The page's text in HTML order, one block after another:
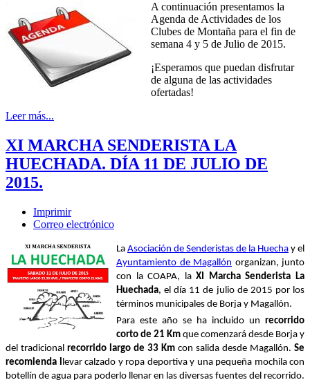
A continuación presentamos la
Agenda de Actividades de los
Clubes de Montaña para el fin de
semana 4 y 5 de Julio de 2015.
¡Esperamos que puedan disfrutar
de alguna de las actividades
ofertadas!
Leer más...
XI MARCHA SENDERISTA LA
HUECHADA. DÍA 11 DE JULIO DE
2015.
Imprimir
Correo electrónico
La Asociación de Senderistas de la Huecha y el
Ayuntamiento de Magallón organizan, junto
con la COAPA, laXI Marcha Senderista La
Huechada, el día 11 de julio de 2015 por los
términos municipales de Borja y Magallón.
Para este año se ha incluido un recorrido
corto de 21 Km que comenzará desde Borja y
del tradicional recorrido largo de 33 Km con salida desde Magallón. Se
recomienda l
levar calzado y ropa deportiva y una pequeña mochila con
botellín de agua para poderlo llenar en las diversas fuentes del recorrido.